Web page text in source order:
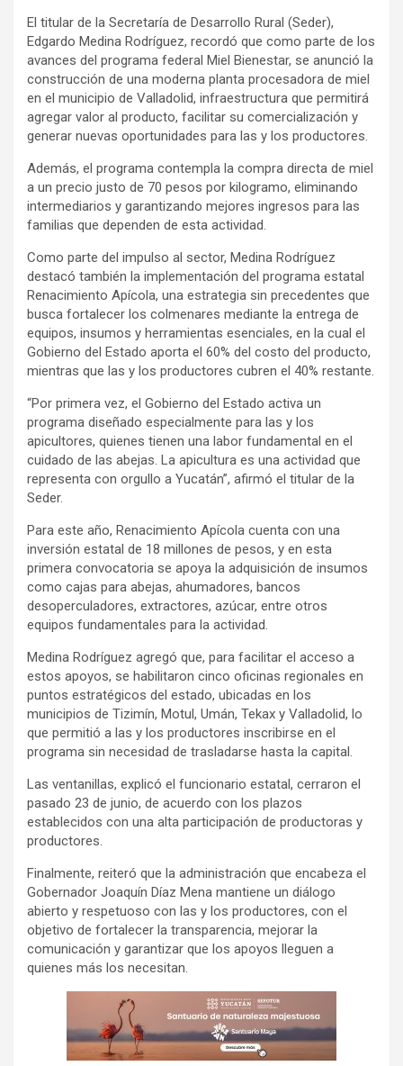
El titular de la Secretaría de Desarrollo Rural (Seder),
Edgardo Medina Rodríguez, recordó que como parte de los
avances del programa federal Miel Bienestar, se anunció la
construcción de una moderna planta procesadora de miel
en el municipio de Valladolid, infraestructura que permitirá
agregar valor al producto, facilitar su comercialización y
generar nuevas oportunidades para las y los productores.
Además, el programa contempla la compra directa de miel
a un precio justo de 70 pesos por kilogramo, eliminando
intermediarios y garantizando mejores ingresos para las
familias que dependen de esta actividad.
Como parte del impulso al sector, Medina Rodríguez
destacó también la implementación del programa estatal
Renacimiento Apícola, una estrategia sin precedentes que
busca fortalecer los colmenares mediante la entrega de
equipos, insumos y herramientas esenciales, en la cual el
Gobierno del Estado aporta el 60% del costo del producto,
mientras que las y los productores cubren el 40% restante.
“Por primera vez, el Gobierno del Estado activa un
programa diseñado especialmente para las y los
apicultores, quienes tienen una labor fundamental en el
cuidado de las abejas. La apicultura es una actividad que
representa con orgullo a Yucatán”, afirmó el titular de la
Seder.
Para este año, Renacimiento Apícola cuenta con una
inversión estatal de 18 millones de pesos, y en esta
primera convocatoria se apoya la adquisición de insumos
como cajas para abejas, ahumadores, bancos
desoperculadores, extractores, azúcar, entre otros
equipos fundamentales para la actividad.
Medina Rodríguez agregó que, para facilitar el acceso a
estos apoyos, se habilitaron cinco oficinas regionales en
puntos estratégicos del estado, ubicadas en los
municipios de Tizimín, Motul, Umán, Tekax y Valladolid, lo
que permitió a las y los productores inscribirse en el
programa sin necesidad de trasladarse hasta la capital.
Las ventanillas, explicó el funcionario estatal, cerraron el
pasado 23 de junio, de acuerdo con los plazos
establecidos con una alta participación de productoras y
productores.
Finalmente, reiteró que la administración que encabeza el
Gobernador Joaquín Díaz Mena mantiene un diálogo
abierto y respetuoso con las y los productores, con el
objetivo de fortalecer la transparencia, mejorar la
comunicación y garantizar que los apoyos lleguen a
quienes más los necesitan.